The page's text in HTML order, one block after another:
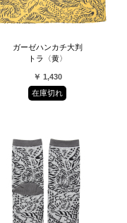
ガーゼハンカチ大判
トラ〈黄〉
￥ 1,430
在庫切れ